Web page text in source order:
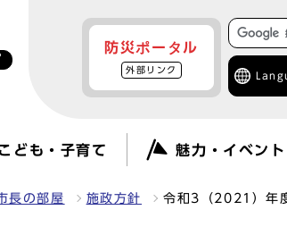
防災ポータル
外部リンク
こども・子育て 魅力・イベント
長の部屋 施政方針 令和3（2021）年